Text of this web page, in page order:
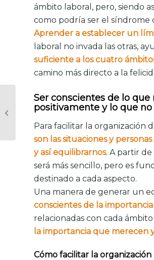
ámbito laboral, pero, siendo
como podría ser el síndrome
Aprender a establecer un
laboral no invada las otras,
suficiente a los cuatro
camino más directo a la
Ser conscientes de lo que
positivamente y lo que no
Para facilitar la organización
son las situaciones y
y así equilibrarnos. A partir
será más sencillo, pero es
destinado a cada aspecto.
Una manera de generar un
conscientes de la
relacionadas con cada
la importancia que merecen
Cómo facilitar la
El rol del mediador
en el proceso de
mediación